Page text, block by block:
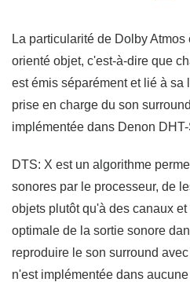
La particularité de Dolby Atmos
orienté objet, c'est-à-dire que
est émis séparément et lié à sa
prise en charge du son
implémentée dans Denon
DTS: X est un algorithme
sonores par le processeur, de
objets plutôt qu'à des canaux
optimale de la sortie sonore
reproduire le son surround
n'est implémentée dans